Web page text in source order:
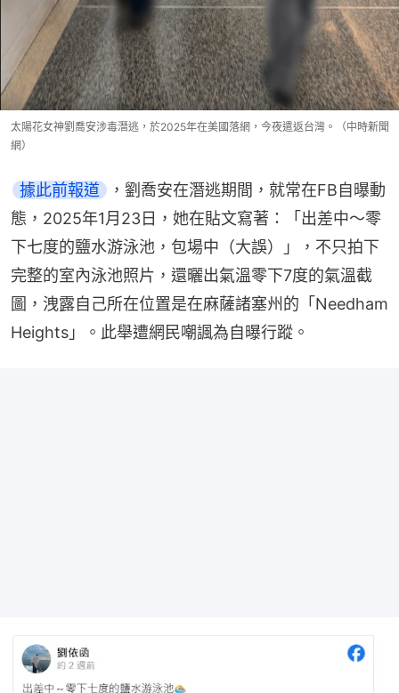
太陽花女神劉喬安涉毒潛逃，於2025年在美國落網，今夜遣返台灣。（中時新聞
網）
據此前報道
，劉喬安在潛逃期間，就常在FB自曝動
態，2025年1月23日，她在貼文寫著：「出差中～零
下七度的鹽水游泳池，包場中（大誤）」，不只拍下
完整的室內泳池照片，還曬出氣溫零下7度的氣溫截
圖，洩露自己所在位置是在麻薩諸塞州的「Needham
Heights」。此舉遭網民嘲諷為自曝行蹤。